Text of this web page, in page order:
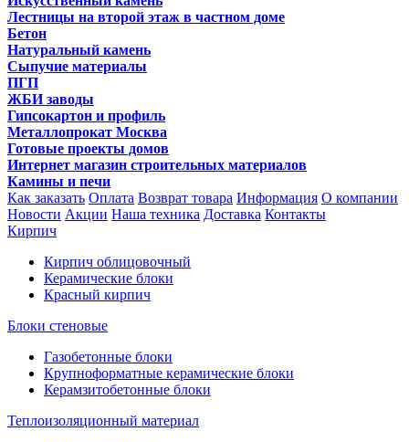
Лестницы на второй этаж в частном доме
Бетон
Натуральный камень
Сыпучие материалы
ПГП
ЖБИ заводы
Гипсокартон и профиль
Металлопрокат Москва
Готовые проекты домов
Интернет магазин строительных материалов
Камины и печи
Как заказать Оплата Возврат товара Информация О компании
Новости Акции Наша техника Доставка Контакты
Кирпич
Кирпич облицовочный
Керамические блоки
Красный кирпич
Блоки стеновые
Газобетонные блоки
Крупноформатные керамические блоки
Керамзитобетонные блоки
Теплоизоляционный материал